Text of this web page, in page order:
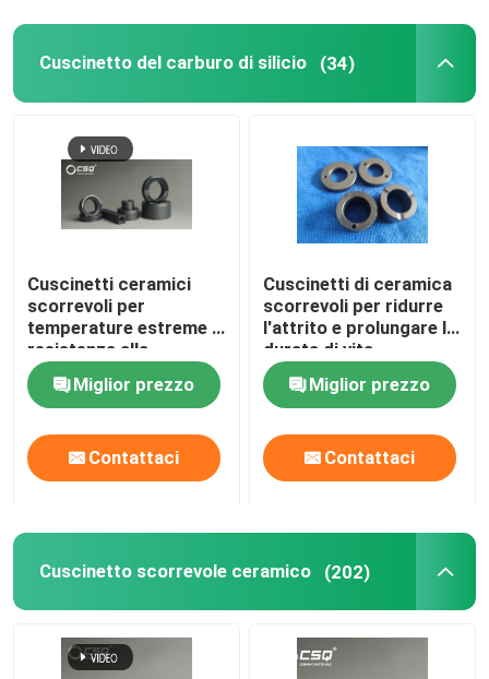
Cuscinetto del carburo di silicio (34)
Cuscinetti ceramici
scorrevoli per
temperature estreme e
resistenza alla
corrosione
Miglior prezzo
Contattaci
Cuscinetti di ceramica
scorrevoli per ridurre
l'attrito e prolungare la
durata di vita
Miglior prezzo
Contattaci
Cuscinetto scorrevole ceramico (202)